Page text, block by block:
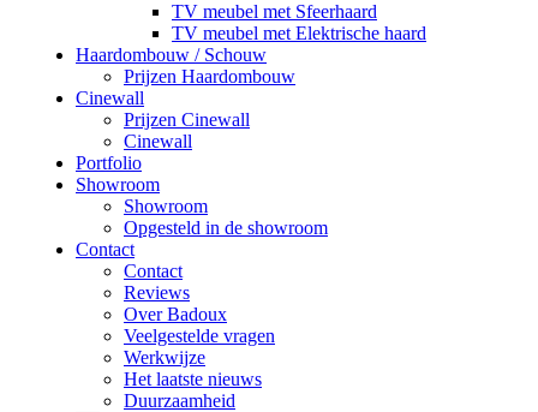
TV meubel met Sfeerhaard
TV meubel met Elektrische haard
Haardombouw / Schouw
Prijzen Haardombouw
Cinewall
Prijzen Cinewall
Cinewall
Portfolio
Showroom
Showroom
Opgesteld in de showroom
Contact
Contact
Reviews
Over Badoux
Veelgestelde vragen
Werkwijze
Het laatste nieuws
Duurzaamheid